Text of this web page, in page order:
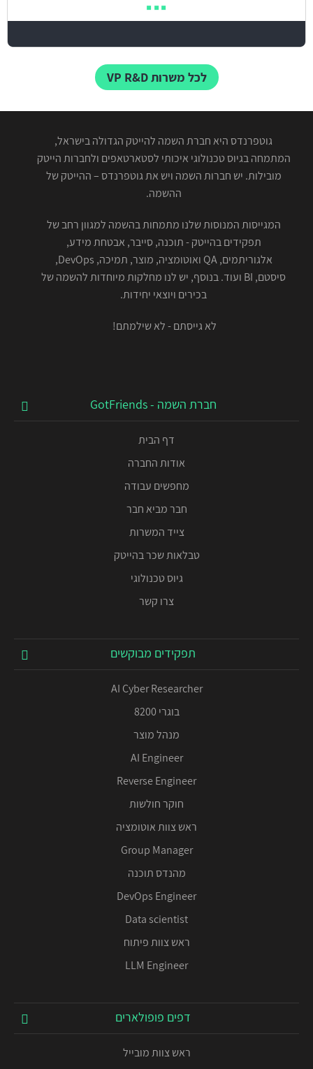
לכל משרות VP R&D
גוטפרנדס היא חברת השמה להייטק הגדולה בישראל,
המתמחה בגיוס טכנולוגי איכותי לסטארטאפים ולחברות הייטק
מובילות. יש חברות השמה ויש את גוטפרנדס – ההייטק של
ההשמה.
המגייסות המנוסות שלנו מתמחות בהשמה למגוון רחב של
תפקידים בהייטק - תוכנה, סייבר, אבטחת מידע,
אלגוריתמים, QA ואוטומציה, מוצר, תמיכה, DevOps,
סיסטם, BI ועוד. בנוסף, יש לנו מחלקות מיוחדות להשמה של
בכירים ויוצאי יחידות.
לא גייסתם - לא שילמתם!
חברת השמה - GotFriends
דף הבית
אודות החברה
מחפשים עבודה
חבר מביא חבר
צייד המשרות
טבלאות שכר בהייטק
גיוס טכנולוגי
צרו קשר
תפקידים מבוקשים
AI Cyber Researcher
בוגרי 8200
מנהל מוצר
AI Engineer
Reverse Engineer
חוקר חולשות
ראש צוות אוטומציה
Group Manager
מהנדס תוכנה
DevOps Engineer
Data scientist
ראש צוות פיתוח
LLM Engineer
דפים פופולארים
ראש צוות מובייל